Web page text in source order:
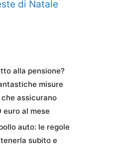
di Natale
alla pensione?
misure
assicurano
euro al mese
auto: le regole
subito e